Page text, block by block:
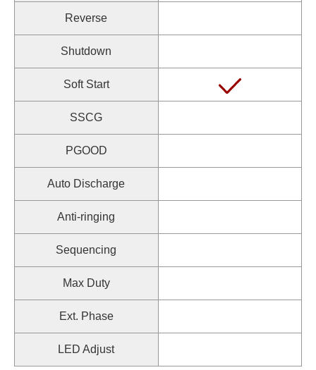
Reverse
Shutdown
Soft Start
SSCG
PGOOD
Auto Discharge
Anti-ringing
Sequencing
Max Duty
Ext. Phase
LED Adjust